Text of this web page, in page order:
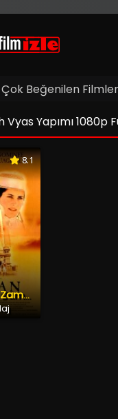
Çok Beğenilen Filmler
Vyas Yapımı 1080p
8.1
Lagaan Evvel Zaman İçinde Hindistan’da